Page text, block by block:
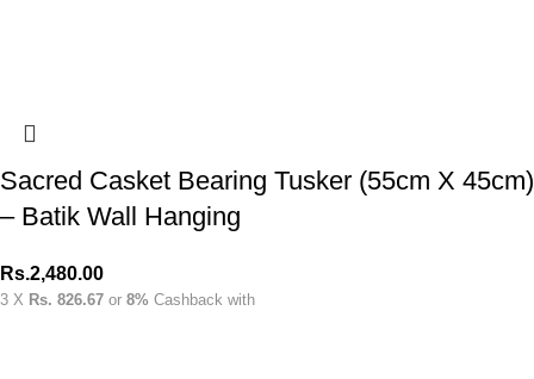
Sacred Casket Bearing Tusker (55cm X 45cm)
– Batik Wall Hanging
Rs.2,480.00
3 X Rs. 826.67 or 8% Cashback with